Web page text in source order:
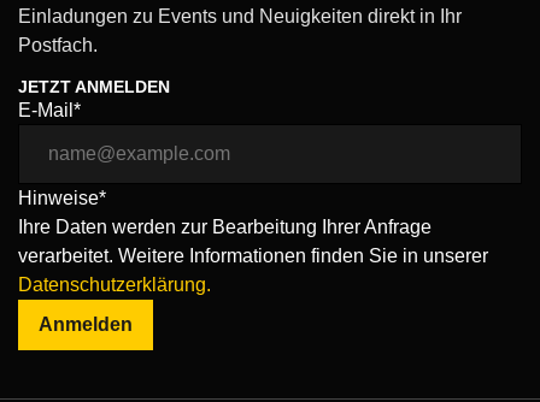
Einladungen zu Events und Neuigkeiten direkt in Ihr
Postfach.
JETZT ANMELDEN
E-Mail*
Hinweise*
Ihre Daten werden zur Bearbeitung Ihrer Anfrage
verarbeitet. Weitere Informationen finden Sie in unserer
Datenschutzerklärung.
Anmelden